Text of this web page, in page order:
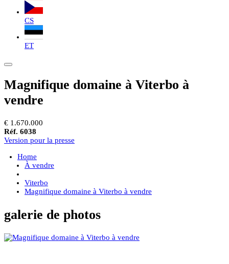
CS
ET
Magnifique domaine à Viterbo à
vendre
€ 1.670.000
Réf. 6038
Version pour la presse
Home
À vendre
Viterbo
Magnifique domaine à Viterbo à vendre
galerie de photos